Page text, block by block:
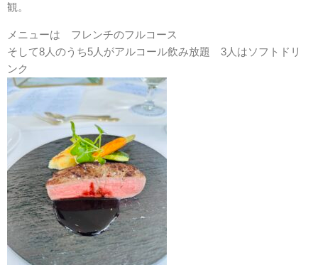
観。
メニューは フレンチのフルコース
そして8人のうち5人がアルコール飲み放題 3人はソフトドリ
ンク